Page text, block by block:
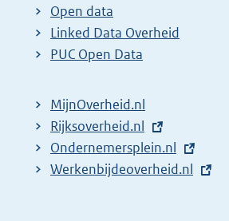
t
e
r
l
i
n
k
Open data
Linked Data Overheid
PUC Open Data
MijnOverheid.nl
E
x
t
Rijksoverheid.nl
E
x
Ondernemersplein.nl
E
Werkenbijdeoverheid.nl